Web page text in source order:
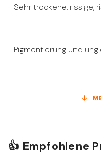
Sehr trockene, rissige,
Pigmentierung und
abblätternde und
👍 Empfohlene